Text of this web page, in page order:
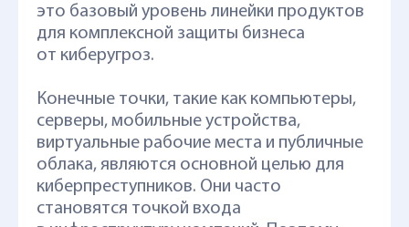
это базовый уровень линейки продуктов
для комплексной защиты бизнеса
от киберугроз.
Конечные точки, такие как компьютеры,
серверы, мобильные устройства,
виртуальные рабочие места и публичные
облака, являются основной целью для
киберпреступников. Они часто
становятся точкой входа